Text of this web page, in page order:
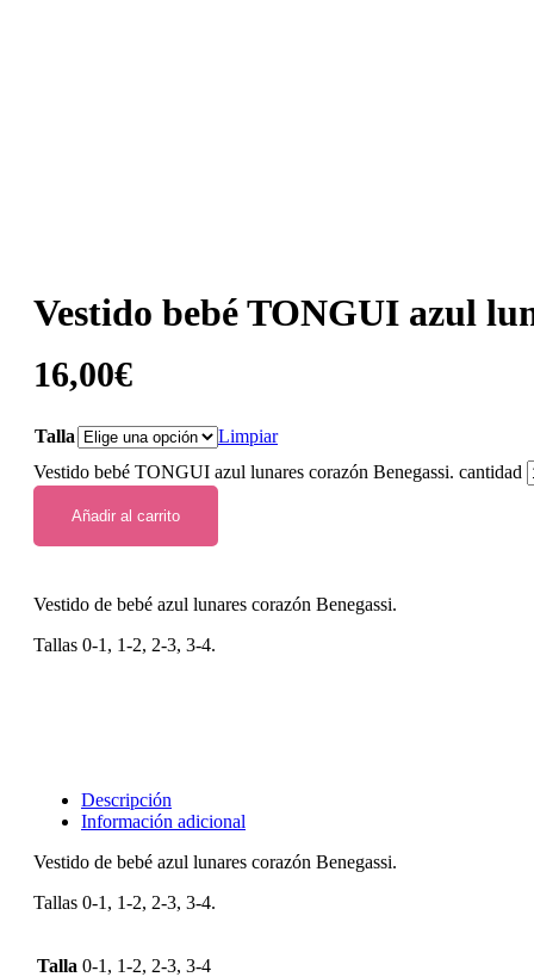
Vestido bebé TONGUI azul
16,00€
Talla
Limpiar
Vestido bebé TONGUI azul lunares corazón Benegassi. cantidad
Añadir al carrito
Vestido de bebé azul lunares corazón Benegassi.
Tallas 0-1, 1-2, 2-3, 3-4.
Descripción
Información adicional
Vestido de bebé azul lunares corazón Benegassi.
Tallas 0-1, 1-2, 2-3, 3-4.
Talla 0-1, 1-2, 2-3, 3-4